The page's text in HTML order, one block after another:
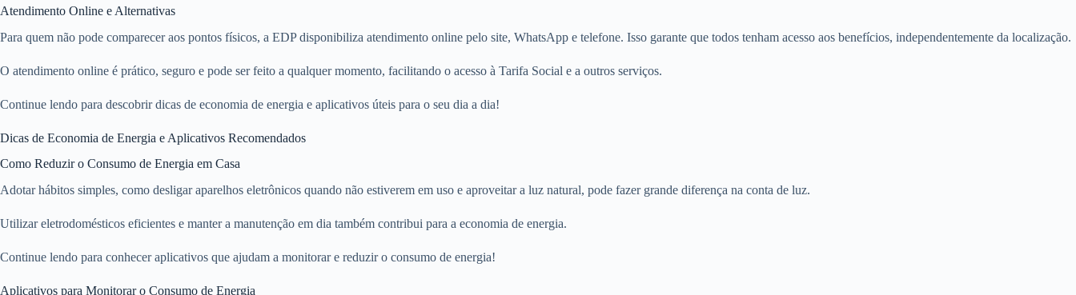
Atendimento Online e Alternativas
Para quem não pode comparecer aos pontos físicos, a EDP disponibiliza atendimento online pelo site, WhatsApp e telefone. Isso garante que todos tenham acesso aos benefícios, independentemente da localização.
O atendimento online é prático, seguro e pode ser feito a qualquer momento, facilitando o acesso à Tarifa Social e a outros serviços.
Continue lendo para descobrir dicas de economia de energia e aplicativos úteis para o seu dia a dia!
Dicas de Economia de Energia e Aplicativos Recomendados
Como Reduzir o Consumo de Energia em Casa
Adotar hábitos simples, como desligar aparelhos eletrônicos quando não estiverem em uso e aproveitar a luz natural, pode fazer grande diferença na conta de luz.
Utilizar eletrodomésticos eficientes e manter a manutenção em dia também contribui para a economia de energia.
Continue lendo para conhecer aplicativos que ajudam a monitorar e reduzir o consumo de energia!
Aplicativos para Monitorar o Consumo de Energia